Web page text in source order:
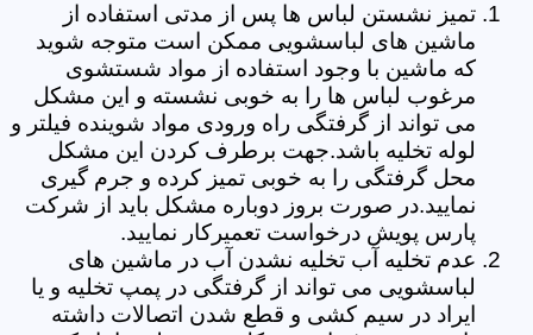
تمیز نشستن لباس ها پس از مدتی استفاده از
ماشین های لباسشویی ممکن است متوجه شوید
که ماشین با وجود استفاده از مواد شستشوی
مرغوب لباس ها را به خوبی نشسته و این مشکل
می تواند از گرفتگی راه ورودی مواد شوینده فیلتر و
لوله تخلیه باشد.جهت برطرف کردن این مشکل
محل گرفتگی را به خوبی تمیز کرده و جرم گیری
نمایید.در صورت بروز دوباره مشکل باید از شرکت
پارس پویش درخواست تعمیرکار نمایید.
عدم تخلیه آب تخلیه نشدن آب در ماشین های
لباسشویی می تواند از گرفتگی در پمپ تخلیه و یا
ایراد در سیم کشی و قطع شدن اتصالات داشته